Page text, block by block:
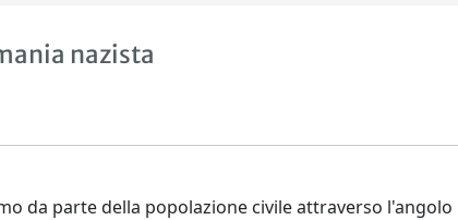
nazista
da parte della popolazione civile attraverso